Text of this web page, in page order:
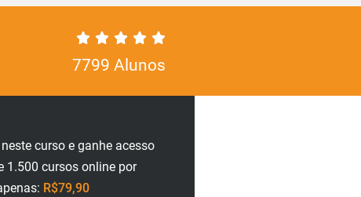
7799 Alunos
curso e ganhe acesso
1.500 cursos online por
R$79,90